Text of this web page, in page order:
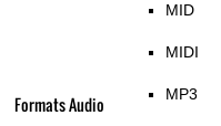
Formats Audio
MID
MIDI
MP3